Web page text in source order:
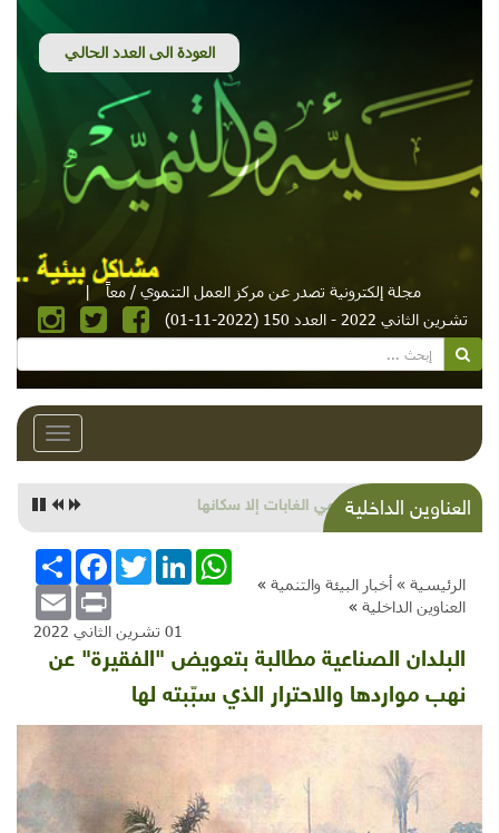
مجلة إلكترونية تصدر عن مركز العمل التنموي / معاً
|
تشرين الثاني 2022 - العدد 150 (2022-11-01)
Toggle
العناوين الداخليةلا يحمي الغابات إلا سكانها
الرئيسية » أخبار البيئة والتنمية »
العناوين الداخلية »
انشر
FacebookTwitterLinkedInWhatsApp
Email Print
01 تشرين الثاني 2022
البلدان الصناعية مطالبة بتعويض "الفقيرة" عن
نهب مواردها والاحترار الذي سبّبته لها